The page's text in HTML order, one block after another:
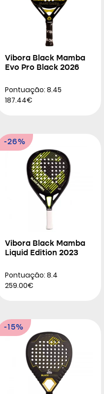
Vibora Black Mamba
Evo Pro Black 2026
Pontuação: 8.45
187.44€
-26%
Vibora Black Mamba
Liquid Edition 2023
Pontuação: 8.4
259.00€
-15%